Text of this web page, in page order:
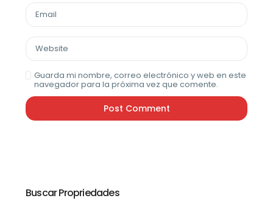
Guarda mi nombre, correo electrónico y web en este
navegador para la próxima vez que comente.
Buscar Propriedades